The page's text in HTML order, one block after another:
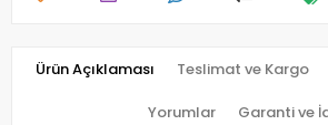
Ürün Açıklaması Teslimat ve Kargo
Yorumlar Garanti ve